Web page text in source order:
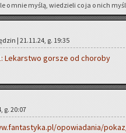
o mnie myślą, wie­dzie­li co ja o nich
| 21.11.24, g. 19:35
Le­kar­stwo gor­sze od cho­ro­by
g. 20:07
opowiadania/